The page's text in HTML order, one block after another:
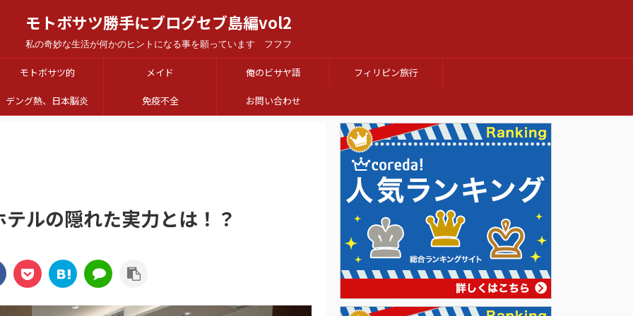
モトボサツ勝手にブログセブ島編vol2
私の奇妙な生活が何かのヒントになる事を願っています フフフ
モトボサツ的 メイド 俺のビサヤ語 フィリピン旅行
デング熱、日本脳炎 免疫不全 お問い合わせ
ルの隠れた実力とは！？